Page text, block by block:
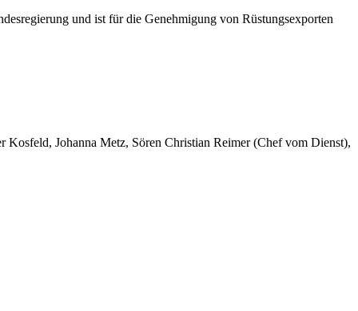
und ist für die Genehmigung von Rüstungsexporten
Kosfeld, Johanna Metz, Sören Christian Reimer (Chef vom Dienst),